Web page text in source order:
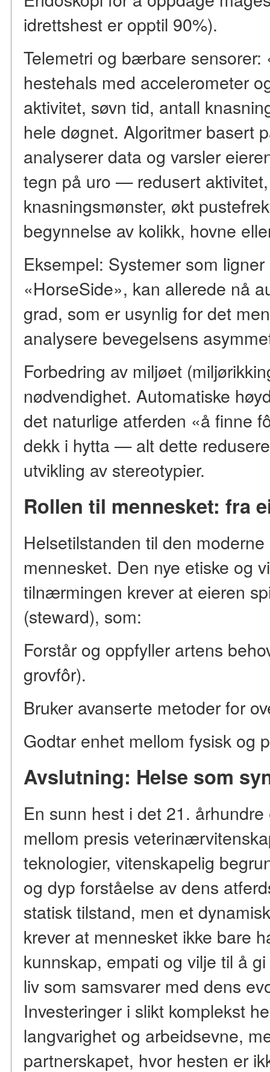
idrettshest er opptil 90%).
Telemetri og bærbare sensorer:
hestehals med accelerometer
aktivitet, søvn tid, antall
hele døgnet. Algoritmer basert
analyserer data og varsler
tegn på uro — redusert
knasningsmønster, økt
begynnelse av kolikk, hovne
Eksempel: Systemer som
«HorseSide», kan allerede nå
grad, som er usynlig for det
analysere bevegelsens
Forbedring av miljøet
nødvendighet. Automatiske
det naturlige atferden «å finne
dekk i hytta — alt dette
utvikling av stereotypier.
Rollen til mennesket: fra
Helsetilstanden til den
mennesket. Den nye etiske og
tilnærmingen krever at eieren
(steward), som:
Forstår og oppfyller artens
grovfôr).
Bruker avanserte metoder for
Godtar enhet mellom fysisk og
Avslutning: Helse som
En sunn hest i det 21.
mellom presis
teknologier, vitenskapelig
og dyp forståelse av dens
statisk tilstand, men et
krever at mennesket ikke bare
kunnskap, empati og vilje til å
liv som samsvarer med dens
Investeringer i slikt komplekst
langvarighet og arbeidsevne,
partnerskapet, hvor hesten er